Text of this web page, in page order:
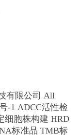
有限公司 All
-1 ADCC活性检
细胞株构建 HRD
标准品 TMB标